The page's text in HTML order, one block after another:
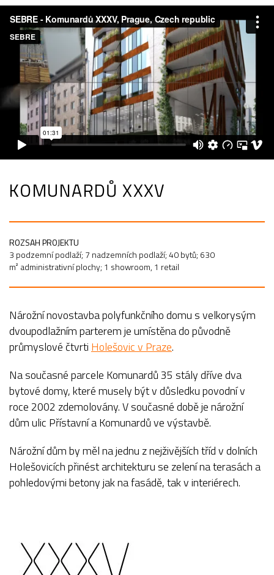
KOMUNARDŮ XXXV
ROZSAH PROJEKTU
3 podzemní podlaží; 7 nadzemních podlaží; 40 bytů; 630
m² administrativní plochy; 1 showroom, 1 retail
Nárožní novostavba polyfunkčního domu s velkorysým
dvoupodlažním parterem je umístěna do původně
průmyslové čtvrti Holešovic v Praze.
Na současné parcele Komunardů 35 stály dříve dva
bytové domy, které musely být v důsledku povodní v
roce 2002 zdemolovány. V současné době je nárožní
dům ulic Přístavní a Komunardů ve výstavbě.
Nárožní dům by měl na jednu z nejživějších tříd v dolních
Holešovicích přinést architekturu se zelení na terasách a
pohledovými betony jak na fasádě, tak v interiérech.